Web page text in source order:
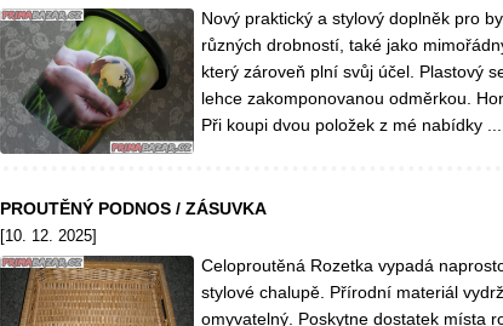
Nový praktický a stylový doplněk pro
různých drobností, také jako
který zároveň plní svůj účel. Plastový
lehce zakomponovanou odměrkou.
Při koupi dvou položek z mé nabídky ....
PROUTĚNÝ PODNOS / ZÁSUVKA
[10. 12. 2025]
Celoproutěná Rozetka vypadá
stylové chalupě. Přírodní materiál
omyvatelný. Poskytne dostatek místa